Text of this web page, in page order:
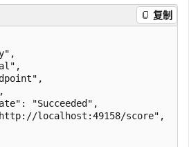
复制
"Succeeded",
localhost:49158/score",